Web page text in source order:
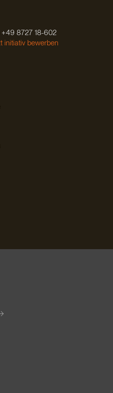
+49 8727 18-602
initiativ bewerben